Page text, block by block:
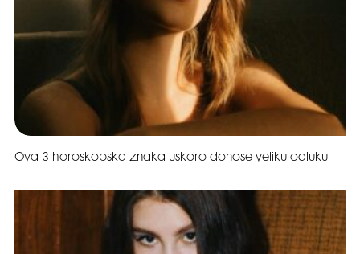
Ova 3 horoskopska znaka uskoro donose veliku odluku